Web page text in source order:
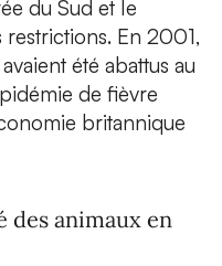
du Sud et le
restrictions. En 2001,
été abattus au
de fièvre
britannique
des animaux en